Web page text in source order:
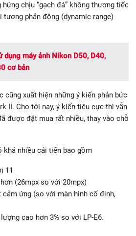
hứng chịu “gạch đá” không thương tiếc
tương phản động (dynamic range)
dụng máy ảnh Nikon D50, D40,
cơ bản
cũng xuất hiện những ý kiến phản bức
II. Cho tới nay, ý kiến tiêu cực thì vẫn
được đặt mua rất nhiều, thay vào chỗ
khá nhiều cải tiến bao gồm
11
(26mpx so với 20mpx)
cảm ứng (so với màn hình cố định,
lượng cao hơn 3% so với LP-E6.